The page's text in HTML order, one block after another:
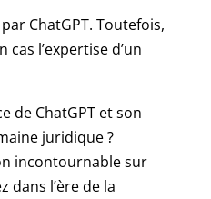
ChatGPT. Toutefois,
l’expertise d’un
de ChatGPT et son
juridique ?
incontournable sur
dans l’ère de la